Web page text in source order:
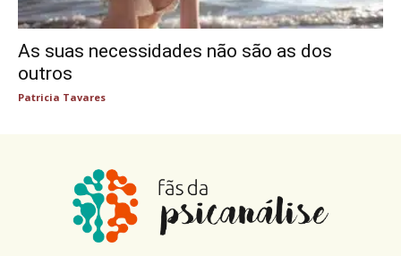
As suas necessidades não são as dos
outros
Patricia Tavares